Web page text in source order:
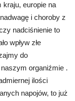
europie na
i choroby z
nadciśnienie to
wpływ złe
do
organiźmie .
ilości
napojów, to już